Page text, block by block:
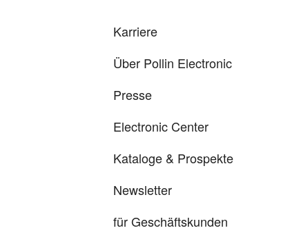
Karriere
Über Pollin Electronic
Presse
Electronic Center
Kataloge & Prospekte
Newsletter
für Geschäftskunden